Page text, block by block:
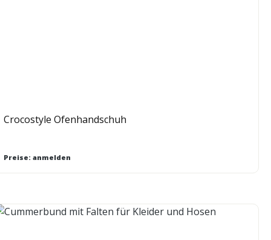
Crocostyle Ofenhandschuh
Preise: anmelden